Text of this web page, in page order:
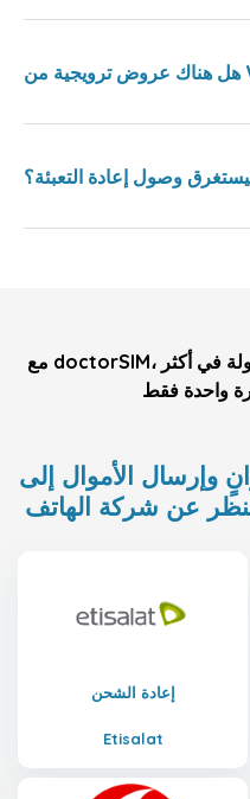
وصول إعادة التعبئة؟
مع doctorSIM، يمكنك شحن رصيد الهواتف المحمولة في أكثر
وإرسال الأموال إلى
عن شركة الهاتف
إعادة الشحن
Etisalat